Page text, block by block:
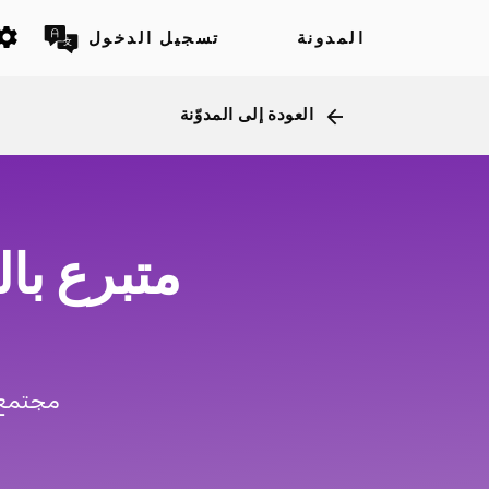
المدونة تسجيل الدخول
arrow_back العودة إلى المدوّنة
متبرع
مجتمع